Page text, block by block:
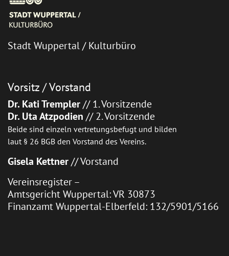
Stadt Wuppertal / Kulturbüro
Vorsitz / Vorstand
Dr. Kati Trempler// 1. Vorsitzende
Dr. Uta Atzpodien // 2. Vorsitzende
Beide sind einzeln vertretungsbefugt und bilden
laut § 26 BGB den Vorstand des Vereins.
Gisela Kettner// Vorstand
Vereinsregister –
Amtsgericht Wuppertal: VR 30873
Finanzamt Wuppertal-Elberfeld: 132/5901/5166